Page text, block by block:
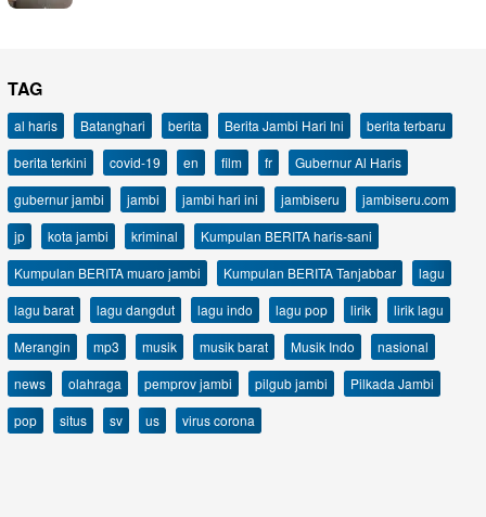
TAG
al haris Batanghari berita Berita Jambi Hari Ini
berita terbaru
berita terkini
covid-19 en film fr
Gubernur Al Haris
gubernur jambi
jambi jambi hari ini jambiseru
jambiseru.com
jp
kota jambi kriminal
Kumpulan BERITA haris-sani
Kumpulan BERITA muaro jambi
Kumpulan BERITA Tanjabbar
lagu
lagu barat
lagu dangdut lagu indo lagu pop lirik
lirik lagu
Merangin
mp3 musik musik barat Musik Indo
nasional
news
olahraga pemprov jambi pilgub jambi
Pilkada Jambi
pop
situs sv us virus corona